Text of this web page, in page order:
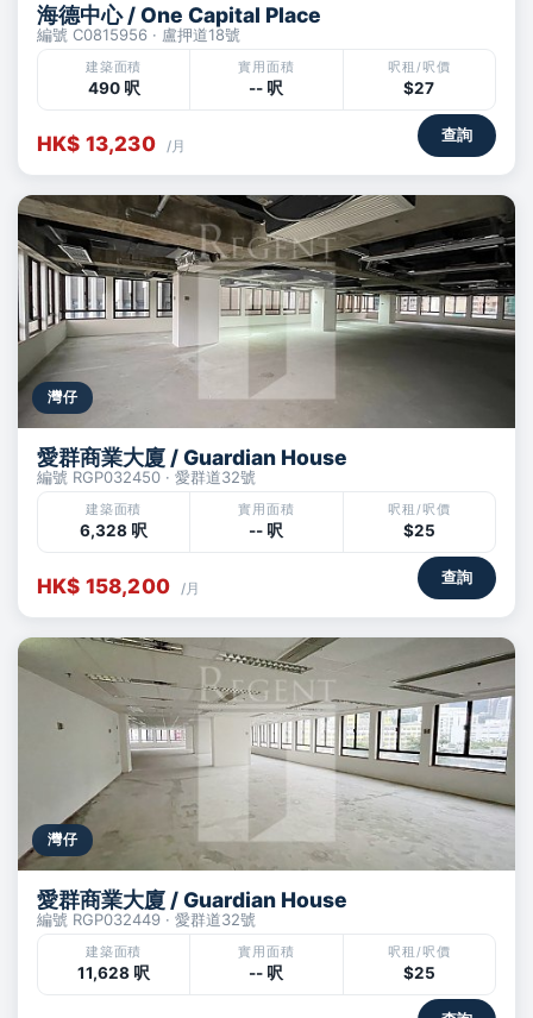
海德中心 / One Capital Place
編號 C0815956 · 盧押道18號
建築面積
490 呎
實用面積
-- 呎
呎租/呎價
$27
HK$ 13,230 /月
查詢
灣仔
愛群商業大廈 / Guardian House
編號 RGP032450 · 愛群道32號
建築面積
6,328 呎
實用面積
-- 呎
呎租/呎價
$25
HK$ 158,200 /月
查詢
灣仔
愛群商業大廈 / Guardian House
編號 RGP032449 · 愛群道32號
建築面積
11,628 呎
實用面積
-- 呎
呎租/呎價
$25